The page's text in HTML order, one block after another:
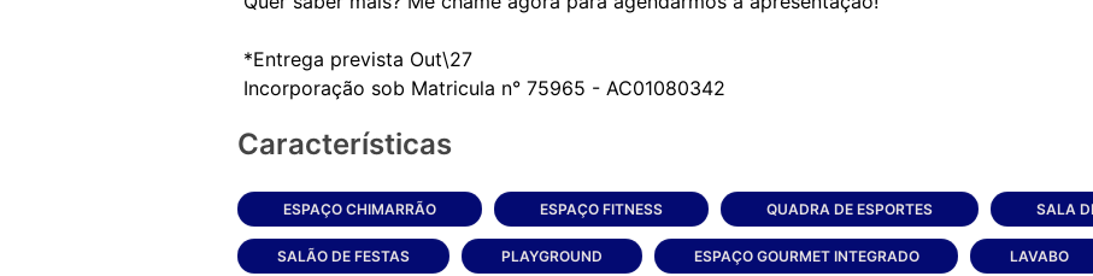
*Entrega prevista Out\27
Características
ESPAÇO CHIMARRÃO ESPAÇO FITNESS QUADRA DE ESPORTES SALA
SALÃO DE FESTAS PLAYGROUND ESPAÇO GOURMET INTEGRADO LAVABO